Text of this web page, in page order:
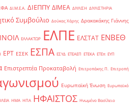
ΔΙ.Μ.Ε.Α. ΔΙΕΠΠΥ ΔΙΜΕΑ ΔΙΥΛΙΣΗ ΔΙΥΛΙΣΤΗΡΙΑ
Συμβούλιο Δούκας Χάρης Δρακακάκης Γιάννης
ΕΛΛΑΚΤΩΡ ΕΛΠΕ ΕΛΣΤΑΤ ΕΝΒΕΘ
ΕΡΤ ΕΣΕΚ ΕΣΠΑ ΕΣΥΔ ΕΤΕΑΕΠ ΕΤΕΚΑ ΕΤΕπ ΕΥΠ
Επιστρεπτέα Προκαταβολή Επιτροπάκης Π. Επιτροπή
Ευρωπαϊκή Ένωση Ευρωπαϊκό
ΗΜΑ ΗΠΑ ΗΦΑΙΣΤΟΣ Ηνωμένο Βασίλειο